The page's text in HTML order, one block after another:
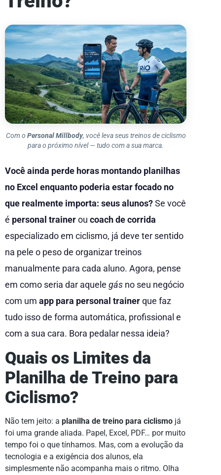
Com o Personal Millbody, você leva seus treinos de ciclismo
para o próximo nível — tudo com a sua marca.
Você ainda perde horas montando planilhas
no Excel enquanto poderia estar focado no
que realmente importa: seus alunos?Se você
é personal trainerou coach de corrida
especializado em ciclismo, já deve ter sentido
na pele o peso de organizar treinos
manualmente para cada aluno. Agora, pense
em como seria dar aquele gás no seu negócio
com um app para personal trainerque faz
tudo isso de forma automática, profissional e
com a sua cara. Bora pedalar nessa ideia?
Quais os Limites da
Planilha de Treino para
Ciclismo?
Não tem jeito: a planilha de treino para ciclismo já
foi uma grande aliada. Papel, Excel, PDF… por muito
tempo foi o que tínhamos. Mas, com a evolução da
tecnologia e a exigência dos alunos, ela
simplesmente não acompanha mais o ritmo. Olha